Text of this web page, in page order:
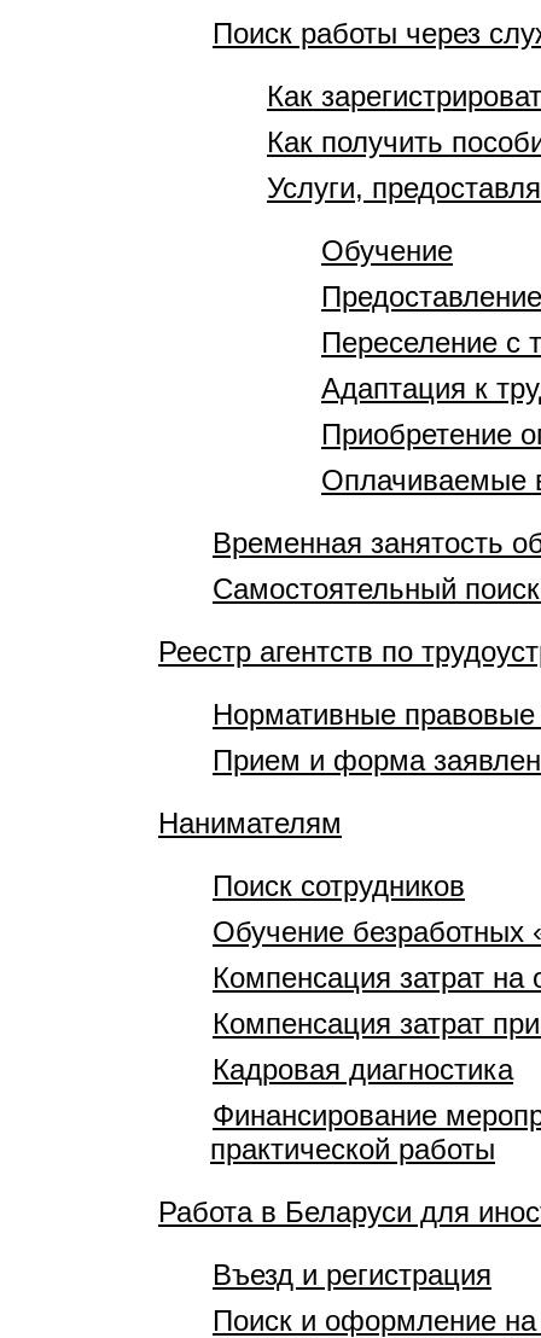
Поиск работы через
Как
Как получить
Услуги,
Обучение
Переселение с
Адаптация к
Приобретение
Оплачиваемые
Временная занятость
Самостоятельный
Реестр агентств по
Нормативные правовые
Прием и форма
Нанимателям
Поиск сотрудников
Обучение безработных
Компенсация затрат на
Компенсация затрат
Кадровая диагностика
Финансирование
практической работы
Работа в Беларуси для
Въезд и регистрация
Поиск и оформление на